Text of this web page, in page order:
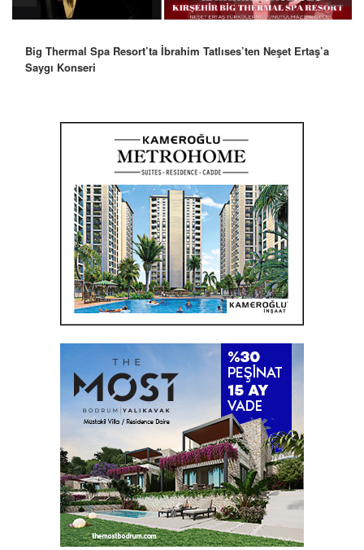
Big Thermal Spa Resort’ta İbrahim Tatlıses’ten Neşet Ertaş’a
Saygı Konseri